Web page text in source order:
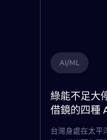
AI/ML
綠能不足大
借鏡的四種
台灣身處在太平